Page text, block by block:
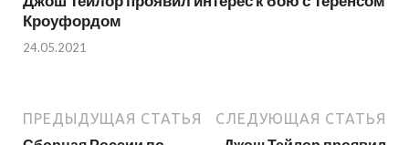
Кроуфордом
24.05.2021
ПРЕДЫДУЩАЯ СТАТЬЯ СЛЕДУЮЩАЯ СТАТЬЯ